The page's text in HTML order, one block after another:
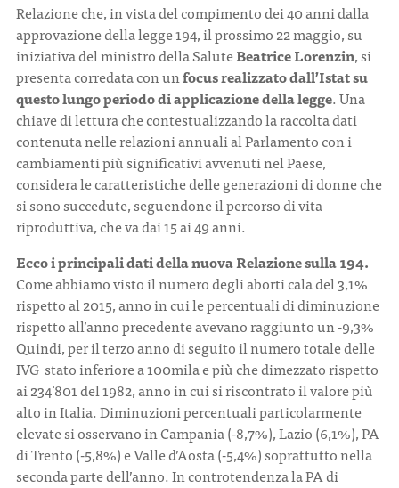
Relazione che, in vista del compimento dei 40 anni dalla
approvazione della legge 194, il prossimo 22 maggio, su
iniziativa del ministro della SaluteBeatrice Lorenzin, si
presenta corredata con unfocus realizzato dall’Istat su
questo lungo periodo di applicazione della legge. Una
chiave di lettura che contestualizzando la raccolta dati
contenuta nelle relazioni annuali al Parlamento con i
cambiamenti più significativi avvenuti nel Paese,
considera le caratteristiche delle generazioni di donne che
si sono succedute, seguendone il percorso di vita
riproduttiva, che va dai 15 ai 49 anni.
Ecco i principali dati della nuova Relazione sulla 194.
Come abbiamo visto il numero degli aborti cala del 3,1%
rispetto al 2015, anno in cui le percentuali di diminuzione
rispetto all’anno precedente avevano raggiunto un -9,3%
Quindi, per il terzo anno di seguito il numero totale delle
IVG stato inferiore a 100mila e più che dimezzato rispetto
ai 234 ̇801 del 1982, anno in cui si riscontrato il valore più
alto in Italia. Diminuzioni percentuali particolarmente
elevate si osservano in Campania (-8,7%), Lazio (6,1%), PA
di Trento (-5,8%) e Valle d’Aosta (-5,4%) soprattutto nella
seconda parte dell’anno. In controtendenza la PA di